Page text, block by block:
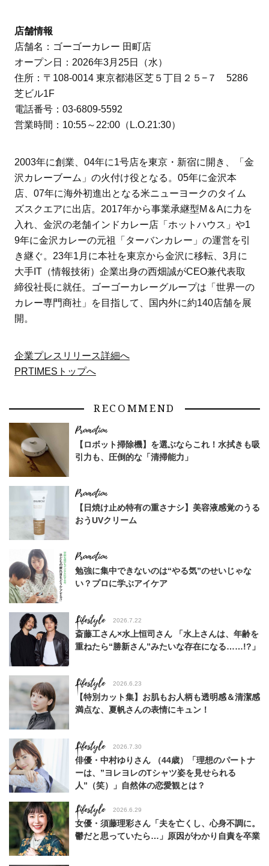
店舗情報
店舗名：ゴーゴーカレー 田町店
オープン日：2026年3月25日（水）
住所：〒108-0014 東京都港区芝５丁目２５−７ 5286
芝ビル1F
電話番号：03-6809-5592
営業時間：10:55～22:00（L.O.21:30）
2003年に創業、04年に1号店を東京・新宿に開き、「金
沢カレーブーム」の火付け役となる。05年に金沢本
店、07年に海外初進出となる米ニューヨークのタイム
ズスクエアに出店。2017年から事業承継型M＆Aに力を
入れ、金沢の老舗インドカレー店「ホットハウス」や1
9年に金沢カレーの元祖「ターバンカレー」の運営を引
き継ぐ。23年1月に本社を東京から金沢に移転、3月に
大手IT（情報技術）企業出身の西畑誠がCEO兼代表取
締役社長に就任。ゴーゴーカレーグループは「世界一の
カレー専門商社」を目指して、国内外に約140店舗を展
開。
企業プレスリリース詳細へ
PRTIMESトップへ
RECOMMEND
【ロボット掃除機】を選ぶならこれ！水拭きも吸
引力も、圧倒的な「清掃能力」
【日焼け止め特有の重さナシ】美容液感覚のうる
おうUVクリーム
勉強に集中できないのは“やる気”のせいじゃな
い？プロに学ぶアイケア
Lifestyle 2026.7.22
斎藤工さん×水上恒司さん 「水上さんは、年齢を
重ねたら“勝新さん”みたいな存在になる……!?」
Lifestyle 2026.6.23
【特別カット集】お肌もお人柄も透明感＆清潔感
満点な、夏帆さんの表情にキュン！
Lifestyle 2026.7.30
俳優・中村ゆりさん （44歳）「理想のパートナ
ーは、”ヨレヨレのTシャツ姿を見せられる
人”（笑）」自然体の恋愛観とは？
Lifestyle 2026.6.29
女優・須藤理彩さん「夫を亡くし、心身不調に。
鬱だと思っていたら…」原因がわかり自責を卒業